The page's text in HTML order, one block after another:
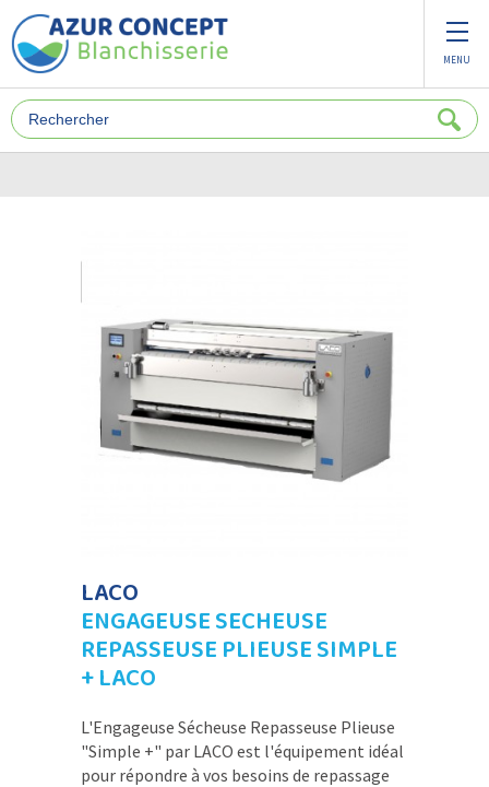
MENU
LACO
ENGAGEUSE SECHEUSE
REPASSEUSE PLIEUSE SIMPLE
+ LACO
L'Engageuse Sécheuse Repasseuse Plieuse
"Simple +" par LACO est l'équipement idéal
pour répondre à vos besoins de repassage
Panneau de gestion des cookies